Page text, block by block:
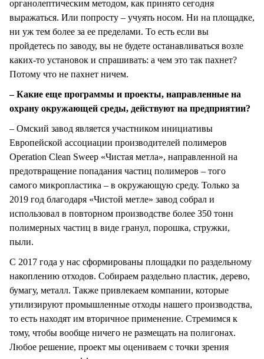
органолептическим методом, как принято сегодня
выражаться. Или попросту – учуять носом. Ни на площадке,
ни уж тем более за ее пределами. То есть если вы
пройдетесь по заводу, вы не будете останавливаться возле
каких-то установок и спрашивать: а чем это так пахнет?
Потому что не пахнет ничем.
– Какие еще программы и проекты, направленные на
охрану окружающей среды, действуют на предприятии?
– Омский завод является участником инициативы
Европейской ассоциации производителей полимеров
Operation Clean Sweep «Чистая метла», направленной на
предотвращение попадания частиц полимеров – того
самого микропластика – в окружающую среду. Только за
2019 год благодаря «Чистой метле» завод собрал и
использовал в повторном производстве более 350 тонн
полимерных частиц в виде гранул, порошка, стружки,
пыли.
C 2017 года у нас сформированы площадки по раздельному
накоплению отходов. Собираем раздельно пластик, дерево,
бумагу, металл. Также привлекаем компании, которые
утилизируют промышленные отходы нашего производства,
то есть находят им вторичное применение. Стремимся к
тому, чтобы вообще ничего не размещать на полигонах.
Любое решение, проект мы оцениваем с точки зрения